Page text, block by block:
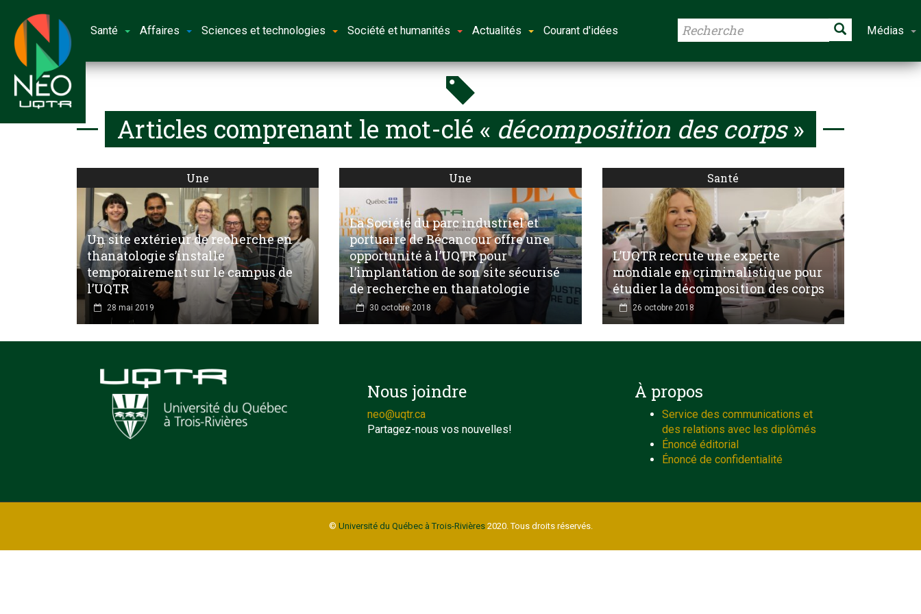
Santé Affaires Sciences et technologies Société et humanités Actualités Courant d'idées Médias
Articles comprenant le mot-clé « décomposition des corps»
Une
Un site extérieur de recherche en
thanatologie s’installe
temporairement sur le campus de
l’UQTR
28 mai 2019
Une
La Société du parc industriel et
portuaire de Bécancour offre une
opportunité à l’UQTR pour
l’implantation de son site sécurisé
de recherche en thanatologie
30 octobre 2018
Santé
L’UQTR recrute une experte
mondiale en criminalistique pour
étudier la décomposition des corps
26 octobre 2018
Nous joindre
neo@uqtr.ca
Partagez-nous vos nouvelles!
À propos
Service des communications et
des relations avec les diplômés
Énoncé éditorial
Énoncé de confidentialité
© Université du Québec à Trois-Rivières2020. Tous droits réservés.